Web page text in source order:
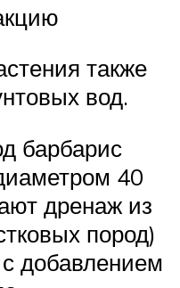
также
вод.
барбарис
40
дренаж из
пород)
добавлением